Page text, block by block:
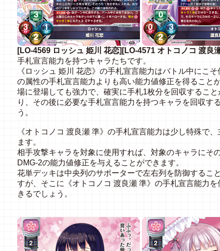
[LO-4569 ロッシュ 姫川 花恋][LO-4571 オトコノコ 渡良
手札宣言能力を持つキャラたちです。
《ロッシュ 姫川 花恋》の手札宣言能力はバトル中にこ
の属性の手札宣言能力よりも高い能力値修正を得ること
場に登場しても強力で、確実に手札1枚分を回収するこ
り、その後に必要な手札宣言能力を持つキャラを回収す
う。
《オトコノコ 渡良瀬 準》の手札宣言能力は少し特殊で
ます。
相手攻撃キャラを対象に使用すれば、対象のキャラにそ
DMG-2の能力値修正を与えることができます。
花単デッキは中央列のサポーターで左右列を防御するこ
すが、そこに《オトコノコ 渡良瀬 準》の手札宣言能力
きるでしょう。